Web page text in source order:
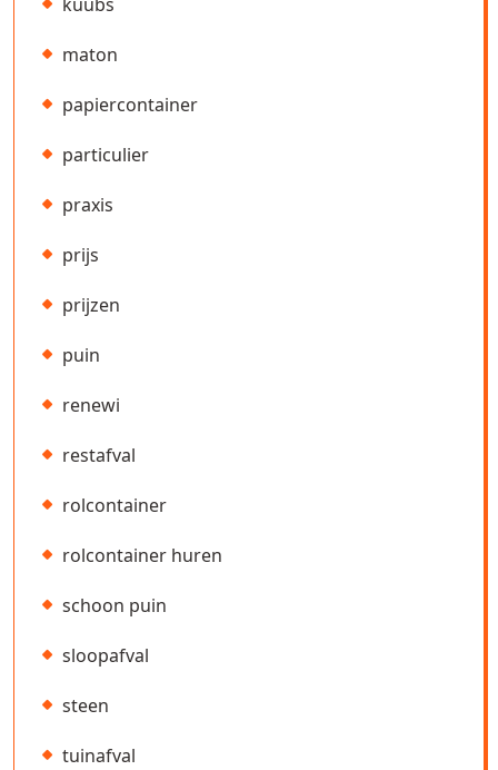
maton
papiercontainer
particulier
praxis
prijs
prijzen
puin
renewi
restafval
rolcontainer
rolcontainer huren
schoon puin
sloopafval
steen
tuinafval